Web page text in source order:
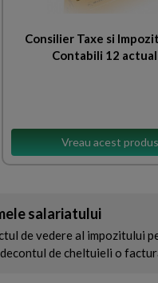
Consilier Taxe si
Contabili 12
Vreau acest
salariatului
de vedere al impozitului
de cheltuieli o